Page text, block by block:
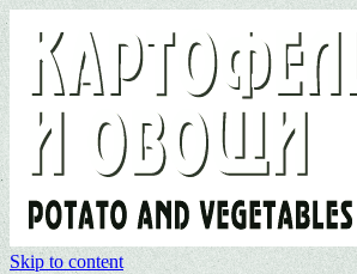
Skip to content